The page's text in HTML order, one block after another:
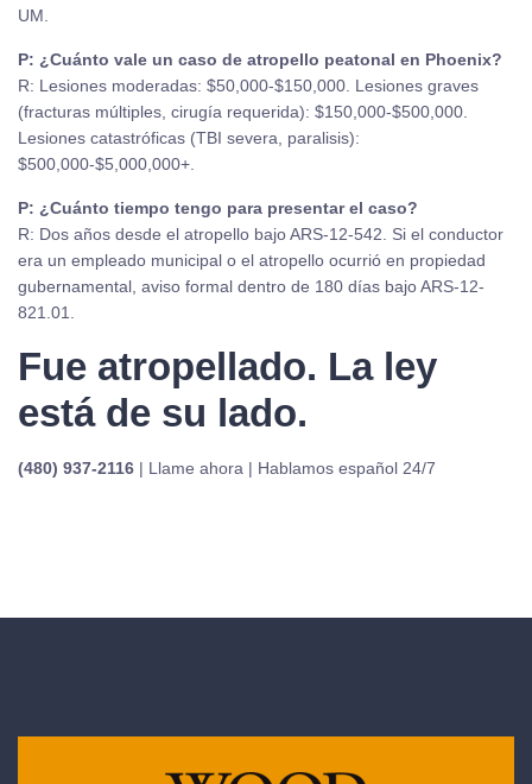
UM.
P: ¿Cuánto vale un caso de atropello peatonal en Phoenix?
R: Lesiones moderadas: $50,000-$150,000. Lesiones graves
(fracturas múltiples, cirugía requerida): $150,000-$500,000.
Lesiones catastróficas (TBI severa, paralisis):
$500,000-$5,000,000+.
P: ¿Cuánto tiempo tengo para presentar el caso?
R: Dos años desde el atropello bajo ARS-12-542. Si el conductor
era un empleado municipal o el atropello ocurrió en propiedad
gubernamental, aviso formal dentro de 180 días bajo ARS-12-
821.01.
Fue atropellado. La ley
está de su lado.
(480) 937-2116 | Llame ahora | Hablamos español 24/7